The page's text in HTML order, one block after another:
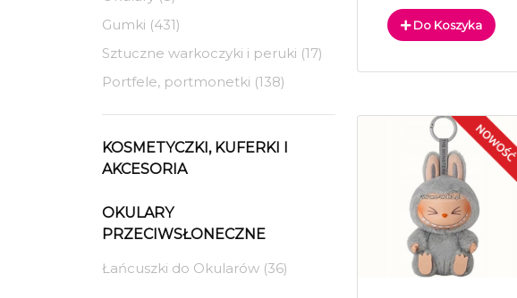
Gumki (431)
Sztuczne warkoczyki i peruki (17)
Portfele, portmonetki (138)
KOSMETYCZKI, KUFERKI I
AKCESORIA
OKULARY
PRZECIWSŁONECZNE
Łańcuszki do Okularów (36)
Do Koszyka